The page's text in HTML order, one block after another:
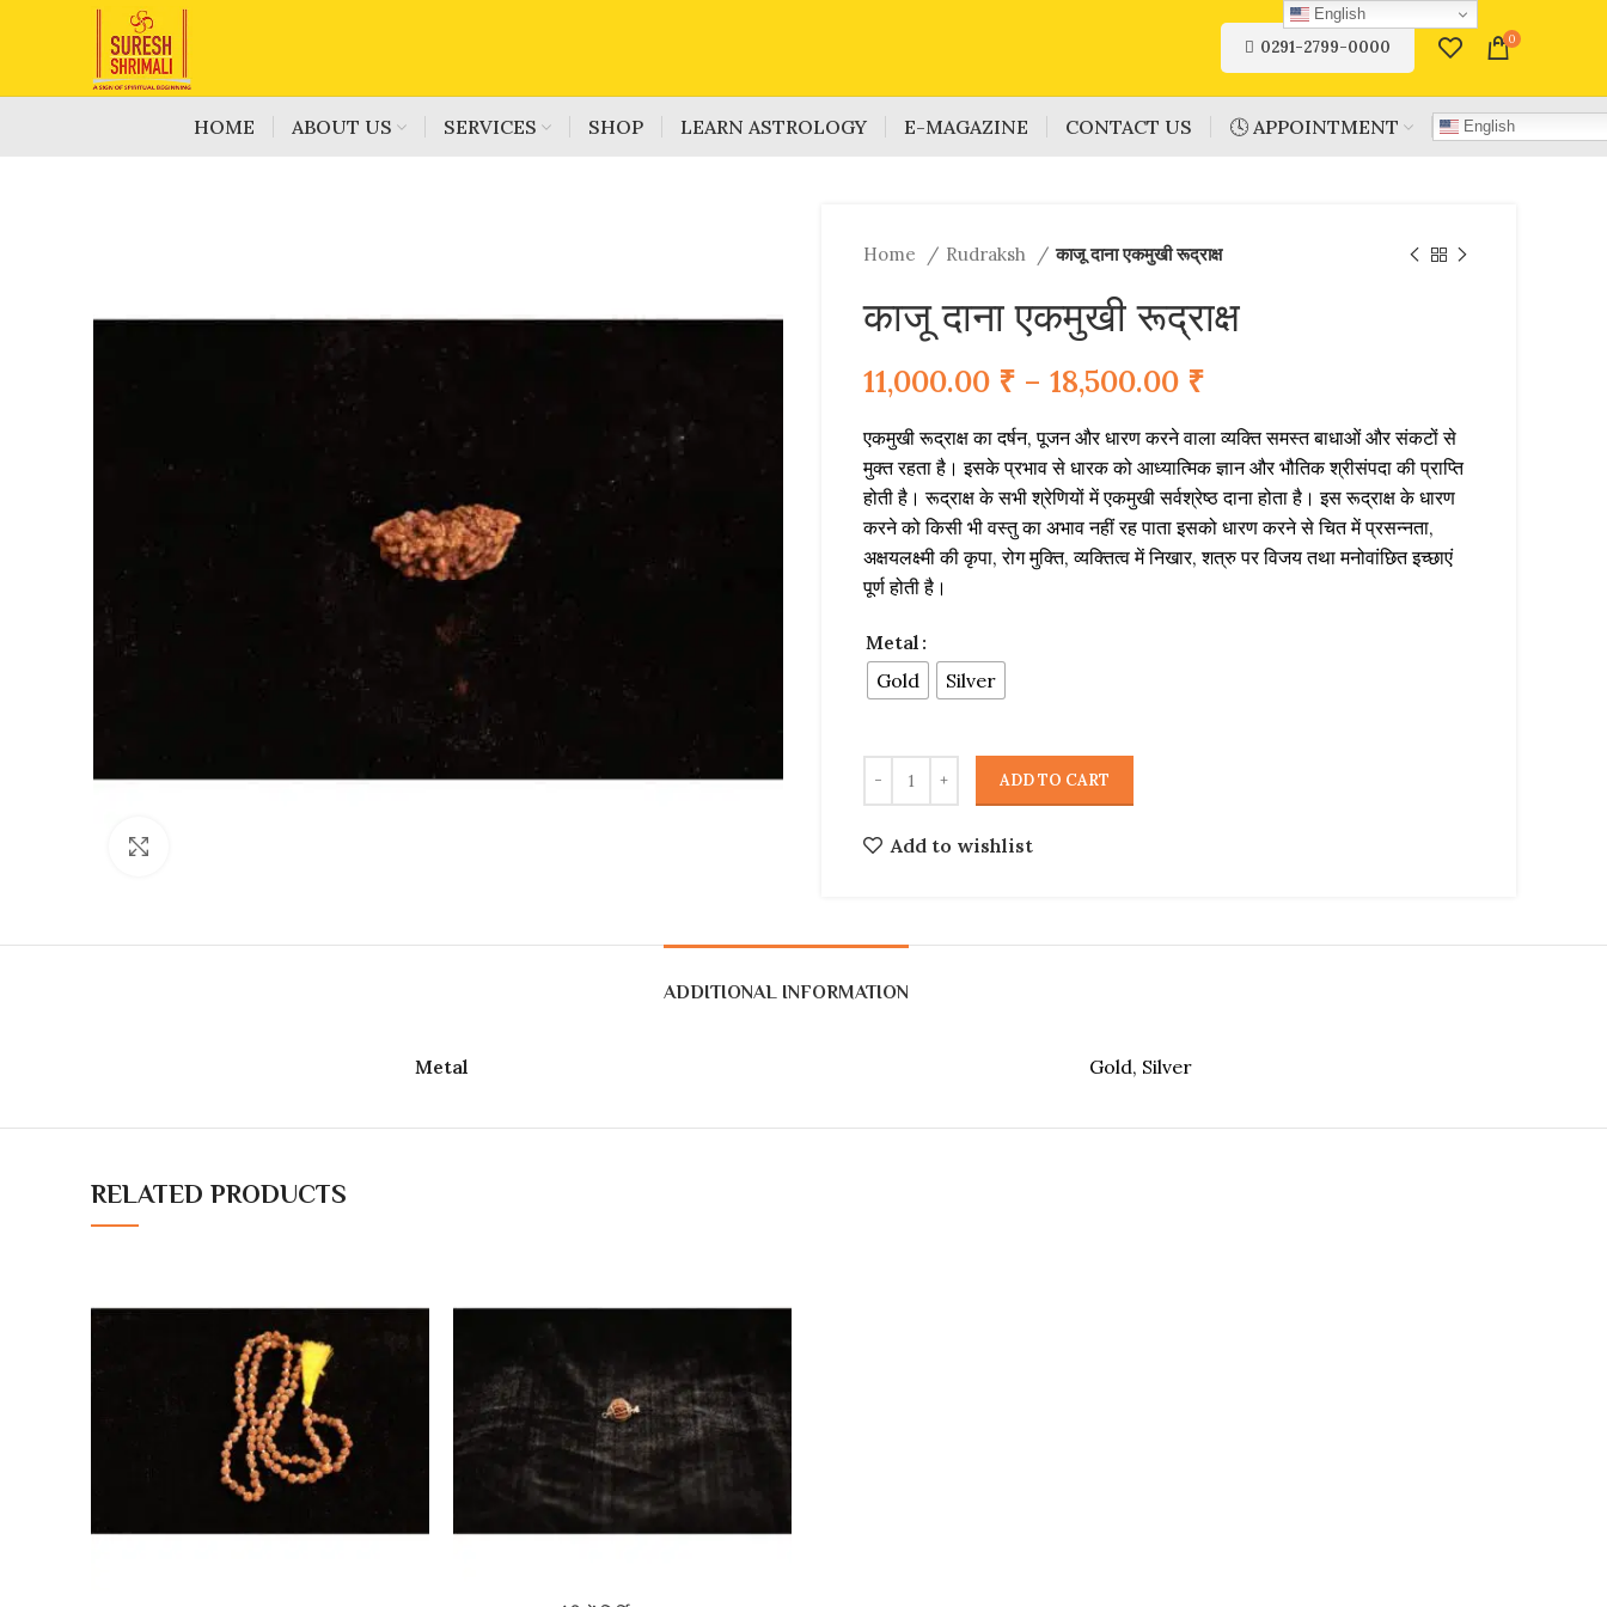
0291-2799-0000 0
HOME ABOUT US SERVICES SHOP LEARN ASTROLOGY E-MAGAZINE CONTACT US 🕓 APPOINTMENT English
Home Rudraksh काजू दाना एकमुखी रूद्राक्ष
काजू दाना एकमुखी रूद्राक्ष
11,000.00 ₹ – 18,500.00 ₹
एकमुखी रूद्राक्ष का दर्षन, पूजन और धारण करने वाला व्यक्ति समस्त बाधाओं और संकटों से
मुक्त रहता है। इसके प्रभाव से धारक को आध्यात्मिक ज्ञान और भौतिक श्रीसंपदा की प्राप्ति
होती है। रूद्राक्ष के सभी श्रेणियों में एकमुखी सर्वश्रेष्ठ दाना होता है। इस रूद्राक्ष के धारण
करने को किसी भी वस्तु का अभाव नहीं रह पाता इसको धारण करने से चित में प्रसन्नता,
अक्षयलक्ष्मी की कृपा, रोग मुक्ति, व्यक्तित्व में निखार, शत्रु पर विजय तथा मनोवांछित इच्छाएं
पूर्ण होती है।
Metal
Gold
Silver
ADD TO CART
Add to wishlist
ADDITIONAL INFORMATION
Metal Gold, Silver
RELATED PRODUCTS
English